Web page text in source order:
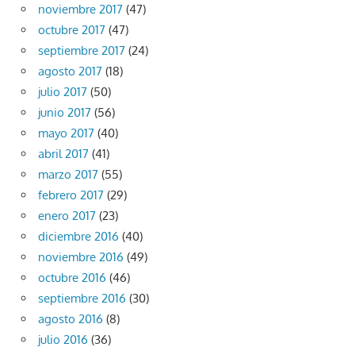
noviembre 2017 (47)
octubre 2017 (47)
septiembre 2017 (24)
agosto 2017 (18)
julio 2017 (50)
junio 2017 (56)
mayo 2017 (40)
abril 2017 (41)
marzo 2017 (55)
febrero 2017 (29)
enero 2017 (23)
diciembre 2016 (40)
noviembre 2016 (49)
octubre 2016 (46)
septiembre 2016 (30)
agosto 2016 (8)
julio 2016 (36)